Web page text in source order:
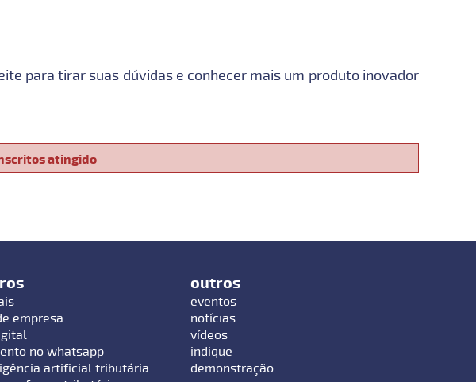
para tirar suas dúvidas e conhecer mais um produto inovador
atingido
empresa
no whatsapp
artificial tributária
outros
eventos
notícias
vídeos
indique
demonstração